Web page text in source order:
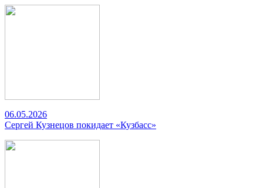
06.05.2026
Сергей Кузнецов покидает «Кузбасс»